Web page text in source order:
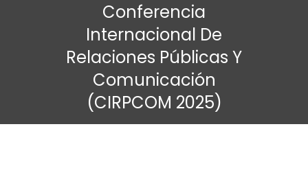
Conferencia
Internacional De
Relaciones Públicas Y
Comunicación
(CIRPCOM 2025)